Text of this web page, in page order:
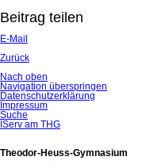
Beitrag teilen
E-Mail
Zurück
Nach oben
Navigation überspringen
Datenschutzerklärung
Impressum
Suche
IServ am THG
Theodor-Heuss-Gymnasium